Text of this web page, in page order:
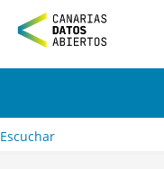
n
tEscuchar